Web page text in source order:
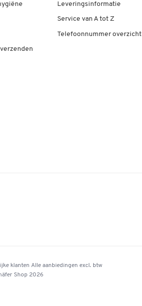
Leveringsinformatie
Service van A tot Z
Telefoonnummer overzicht
klanten Alle aanbiedingen excl. btw
Shop 2026